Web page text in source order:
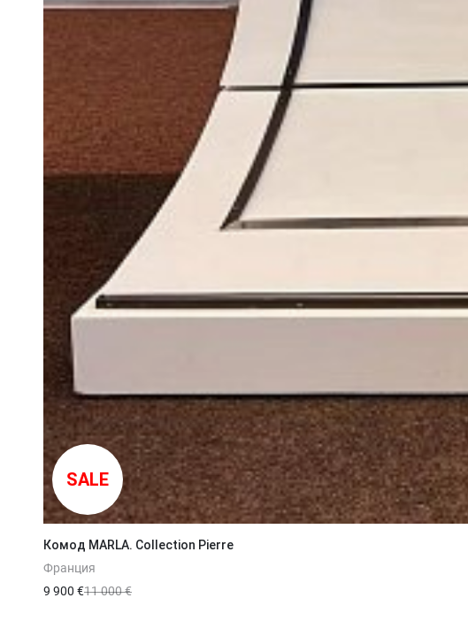
SALE
Комод MARLA. Collection Pierre
Франция
9 900 €11 000 €